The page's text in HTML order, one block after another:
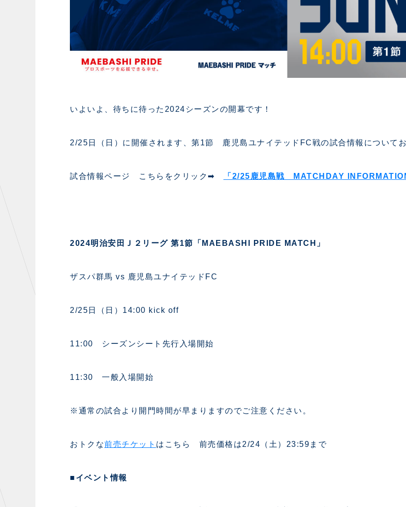
U-12
Ladies U-15
各校紹介・アクセス
スクール会員規約
いよいよ、待ちに待った2024シーズンの開幕です！
2/25日（日）に開催されます、第1節 鹿児島ユナイテッドFC戦の試合情報についてお
試合情報ページ こちらをクリック➡ 「2/25鹿児島戦 MATCHDAY
2024明治安田Ｊ２リーグ 第1節「MAEBASHI PRIDE MATCH」
ザスパ群馬 vs 鹿児島ユナイテッドFC
2/25日（日）14:00 kick off
11:00 シーズンシート先行入場開始
11:30 一般入場開始
※通常の試合より開門時間が早まりますのでご注意ください。
おトクな前売チケット はこちら 前売価格は2/24（土）23:59まで
■イベント情報